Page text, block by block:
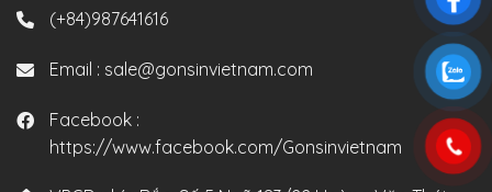
(+84)987641616
Email : sale@gonsinvietnam.com
Facebook :
https://www.facebook.com/Gonsinvietnam